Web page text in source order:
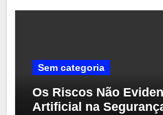
Sem categoria
Os Riscos Não
Artificial na